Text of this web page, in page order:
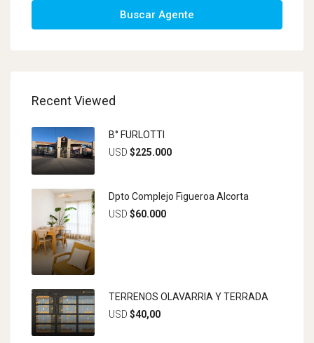
Buscar Agente
Recent Viewed
B° FURLOTTI
USD $225.000
Dpto Complejo Figueroa Alcorta
USD $60.000
TERRENOS OLAVARRIA Y TERRADA
USD $40,00